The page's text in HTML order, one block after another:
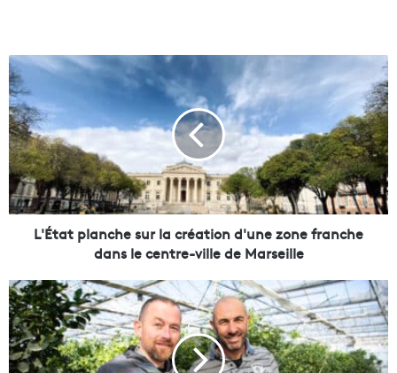
L
'
É
t
a
t
p
l
a
e
s
u
r
l
L'État planche sur la création d'une zone franche
dans le centre-ville de Marseille
V
i
d
é
o